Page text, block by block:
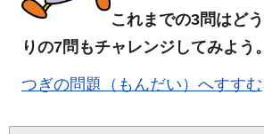
これまでの3問はど
りの7問もチャレンジしてみよう。
つぎの問題（もんだい）へすすむ